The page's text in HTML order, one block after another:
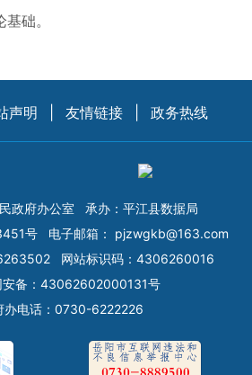
础。
声明 友情链接 政务热线
政府办公室
承办：平江县数据局
号 电子邮箱： pjzwgkb@163.com
网站标识码：4306260016
安备：43062602000131号
办电话：0730-6222226